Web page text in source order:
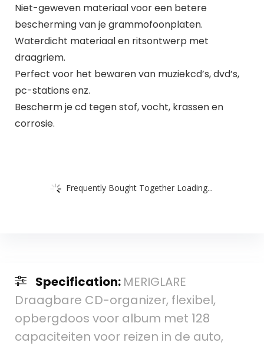
Niet-geweven materiaal voor een betere
bescherming van je grammofoonplaten.
Waterdicht materiaal en ritsontwerp met
draagriem.
Perfect voor het bewaren van muziekcd’s, dvd’s,
pc-stations enz.
Bescherm je cd tegen stof, vocht, krassen en
corrosie.
Frequently Bought Together Loading...
Specification: MERIGLARE
Draagbare CD-organizer, flexibel,
opbergdoos voor album met 128
capaciteiten voor reizen in de auto,